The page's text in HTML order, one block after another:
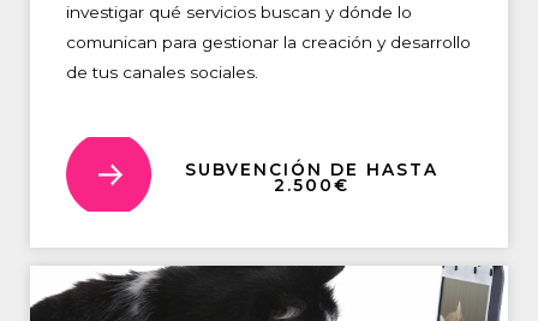
investigar qué servicios buscan y dónde lo
comunican para gestionar la creación y desarrollo
de tus canales sociales.
SUBVENCIÓN DE HASTA
2.500€